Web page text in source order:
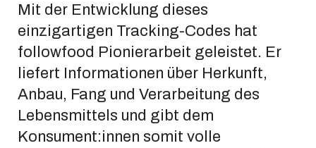
Mit der Entwicklung dieses
einzigartigen Tracking-Codes hat
followfood Pionierarbeit geleistet. Er
liefert Informationen über Herkunft,
Anbau, Fang und Verarbeitung des
Lebensmittels und gibt dem
Konsument:innen somit volle